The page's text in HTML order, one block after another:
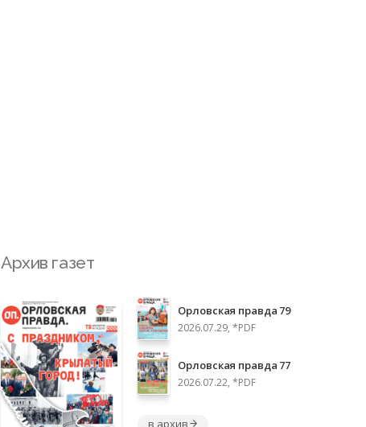
Архив газет
Орловская правда 79
2026.07.29, *PDF
Орловская правда 77
2026.07.22, *PDF
в архив